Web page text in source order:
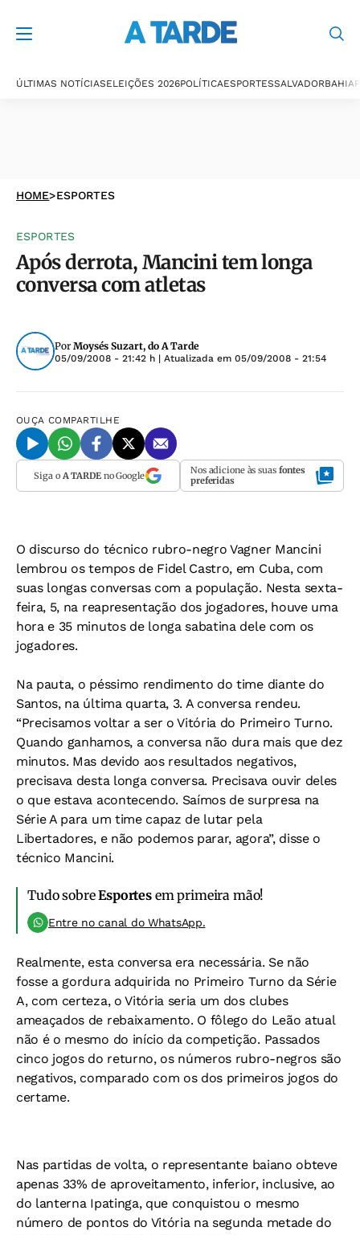
ÚLTIMAS NOTÍCIASELEIÇÕES 2026POLÍTICAESPORTESSALVADORBAHIA
HOME>ESPORTES
ESPORTES
Após derrota, Mancini tem longa
conversa com atletas
Por Moysés Suzart, do A Tarde
05/09/2008 - 21:42 h | Atualizada em 05/09/2008 - 21:54
OUÇA COMPARTILHE
Siga o A TARDEno Google Nos adicione às suas fontes
preferidas
O discurso do técnico rubro-negro Vagner Mancini
lembrou os tempos de Fidel Castro, em Cuba, com
suas longas conversas com a população. Nesta sexta-
feira, 5, na reapresentação dos jogadores, houve uma
hora e 35 minutos de longa sabatina dele com os
jogadores.
Na pauta, o péssimo rendimento do time diante do
Santos, na última quarta, 3. A conversa rendeu.
“Precisamos voltar a ser o Vitória do Primeiro Turno.
Quando ganhamos, a conversa não dura mais que dez
minutos. Mas devido aos resultados negativos,
precisava desta longa conversa. Precisava ouvir deles
o que estava acontecendo. Saímos de surpresa na
Série A para um time capaz de lutar pela
Libertadores, e não podemos parar, agora”, disse o
técnico Mancini.
Tudo sobreEsportesem primeira mão!
Entre no canal do WhatsApp.
Realmente, esta conversa era necessária. Se não
fosse a gordura adquirida no Primeiro Turno da Série
A, com certeza, o Vitória seria um dos clubes
ameaçados de rebaixamento. O fôlego do Leão atual
não é o mesmo do início da competição. Passados
cinco jogos do returno, os números rubro-negros são
negativos, comparado com os dos primeiros jogos do
certame.
Nas partidas de volta, o representante baiano obteve
apenas 33% de aproveitamento, inferior, inclusive, ao
do lanterna Ipatinga, que conquistou o mesmo
número de pontos do Vitória na segunda metade do